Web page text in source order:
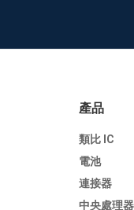
產品
類比 IC
電池
連接器
中央處理器